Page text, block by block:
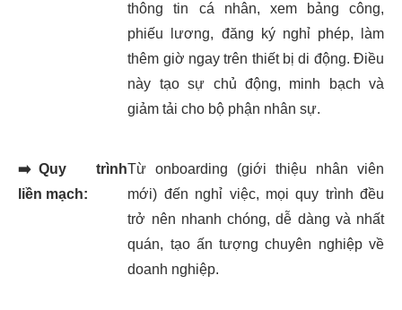
thông tin cá nhân, xem bảng công,
phiếu lương, đăng ký nghỉ phép, làm
thêm giờ ngay trên thiết bị di động. Điều
này tạo sự chủ động, minh bạch và
giảm tải cho bộ phận nhân sự.
➡️ Quy trình
liền mạch:
Từ onboarding (giới thiệu nhân viên
mới) đến nghỉ việc, mọi quy trình đều
trở nên nhanh chóng, dễ dàng và nhất
quán, tạo ấn tượng chuyên nghiệp về
doanh nghiệp.